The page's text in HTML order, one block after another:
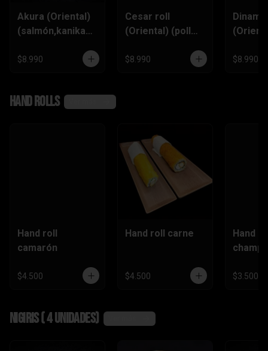
Akura (Oriental)
(salmón,kanikam
e)
$8.990
Cesar roll
(Oriental) (pollo
crema,ciboulette
$8.990
,queso
$8.990
Hand rolls
Hand roll
camarón
$4.500
Hand roll carne
$4.500
Hand
$3.500
Nigiris ( 4 unidades)